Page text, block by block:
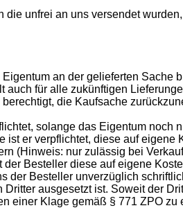
die unfrei an uns versendet
an der gelieferten
auch für alle zukünftigen
die Kaufsache
solange das Eigentum noch
ist er verpflichtet, diese auf
(Hinweis: nur zulässig bei
der Besteller diese auf eigene
der Besteller unverzüglich
Dritter ausgesetzt ist. Soweit der
einer Klage gemäß § 771 ZPO